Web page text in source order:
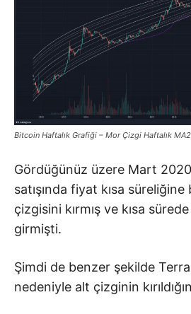
Bitcoin Haftalık Grafiği – Mor Çizgi Haftalık
Gördüğünüz üzere Mart
satışında fiyat kısa
çizgisini kırmış ve kısa
girmişti.
Şimdi de benzer şekilde Terra
nedeniyle alt çizginin